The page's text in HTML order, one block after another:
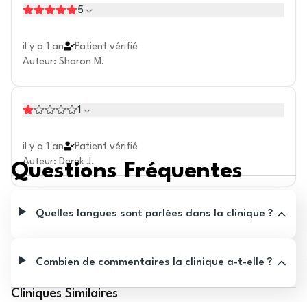
5
il y a 1 an
Patient vérifié
Auteur: Sharon M.
1
il y a 1 an
Patient vérifié
Auteur: Derek J.
Questions Fréquentes
Quelles langues sont parlées dans la clinique ?
Combien de commentaires la clinique a-t-elle ?
Cliniques Similaires